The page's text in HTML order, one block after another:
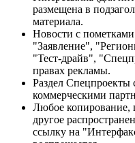
размещена в
материала.
Новости с
"Заявление",
"Тест-драйв",
правах рекламы.
Раздел Спецпроекты
коммерческими
Любое копирование,
другое
ссылку на